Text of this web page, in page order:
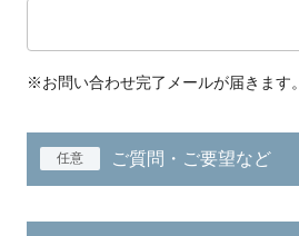
※お問い合わせ完了メールが届きます。
任意 ご質問・ご要望など